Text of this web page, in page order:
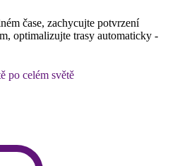
čase, zachycujte potvrzení
optimalizujte trasy automaticky -
po celém světě